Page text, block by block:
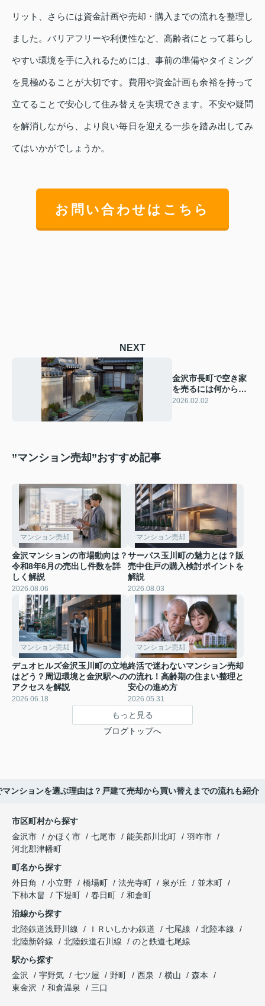
リット、さらには資金計画や売却・購入までの流れを整理し
ました。バリアフリーや利便性など、高齢者にとって暮らし
やすい環境を手に入れるためには、事前の準備やタイミング
を見極めることが大切です。費用や資金計画も余裕を持って
立てることで安心して住み替えを実現できます。不安や疑問
を解消しながら、より良い毎日を迎える一歩を踏み出してみ
てはいかがでしょうか。
お問い合わせはこちら
NEXT
金沢市長町で空き家
を売るには何から始
めるべき？売却の流
2026.02.02
”マンション売却”おすすめ記事
マンション売却
金沢マンションの市場動向は？
令和8年6月の売出し件数を詳
しく解説
2026.08.06
マンション売却
サーパス玉川町の魅力とは？販
売中住戸の購入検討ポイントを
解説
2026.08.03
マンション売却
デュオヒルズ金沢玉川町の立地
はどう？周辺環境と金沢駅への
アクセスを解説
2026.06.18
マンション売却
終活で迷わないマンション売却
の流れ！高齢期の住まい整理と
安心の進め方
2026.05.31
もっと見る
ブログトップへ
ンションを選ぶ理由は？戸建て売却から買い替えまでの流れも紹介
市区町村から探す
金沢市
かほく市 七尾市 能美郡川北町
羽咋市
河北郡津幡町
町名から探す
外日角
小立野 橋場町 法光寺町 泉が丘
並木町
下柿木畠
下堤町 春日町
和倉町
沿線から探す
北陸鉄道浅野川線
ＩＲいしかわ鉄道 七尾線
北陸本線
北陸新幹線
北陸鉄道石川線
のと鉄道七尾線
駅から探す
金沢
宇野気 七ツ屋 野町 西泉 横山
森本
東金沢
和倉温泉 三口